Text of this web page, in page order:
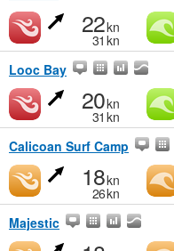
22kn
31 kn
Looc Bay
20kn
31 kn
Calicoan Surf Camp
18kn
26kn
Majestic